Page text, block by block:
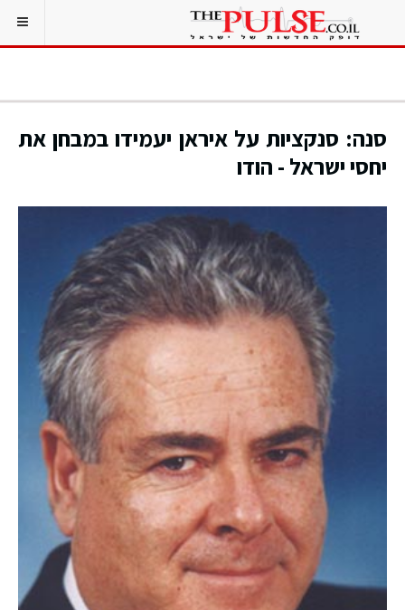
סנה: סנקציות על איראן יעמידו במבחן את
יחסי ישראל - הודו